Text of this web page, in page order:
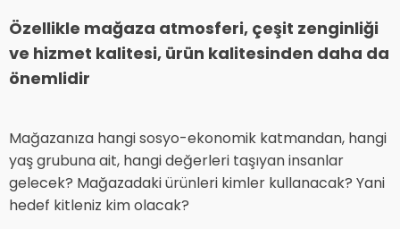
Özellikle mağaza atmosferi, çeşit zenginliği
ve hizmet kalitesi, ürün kalitesinden daha da
önemlidir
Mağazanıza hangi sosyo-ekonomik katmandan, hangi
yaş grubuna ait, hangi değerleri taşıyan insanlar
gelecek? Mağazadaki ürünleri kimler kullanacak? Yani
hedef kitleniz kim olacak?